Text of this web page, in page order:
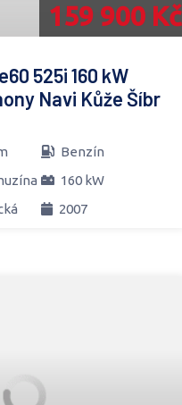
159 900 Kč
525i 160 kW
Navi Kůže Šíbr
Benzín
160 kW
2007